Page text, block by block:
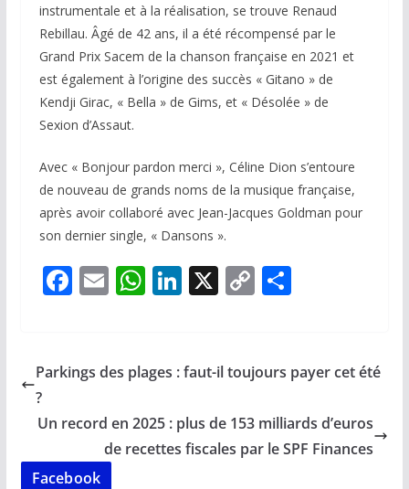
instrumentale et à la réalisation, se trouve Renaud
Rebillau. Âgé de 42 ans, il a été récompensé par le
Grand Prix Sacem de la chanson française en 2021 et
est également à l’origine des succès « Gitano » de
Kendji Girac, « Bella » de Gims, et « Désolée » de
Sexion d’Assaut.
Avec « Bonjour pardon merci », Céline Dion s’entoure
de nouveau de grands noms de la musique française,
après avoir collaboré avec Jean-Jacques Goldman pour
son dernier single, « Dansons ».
F
b
o
k
E
l
W
s
p
p
Li
e
n
X C
y
n
k
P
g
Parkings des plages : faut-il toujours payer cet été
?
Un record en 2025 : plus de 153 milliards d’euros
de recettes fiscales par le SPF Finances
Facebook